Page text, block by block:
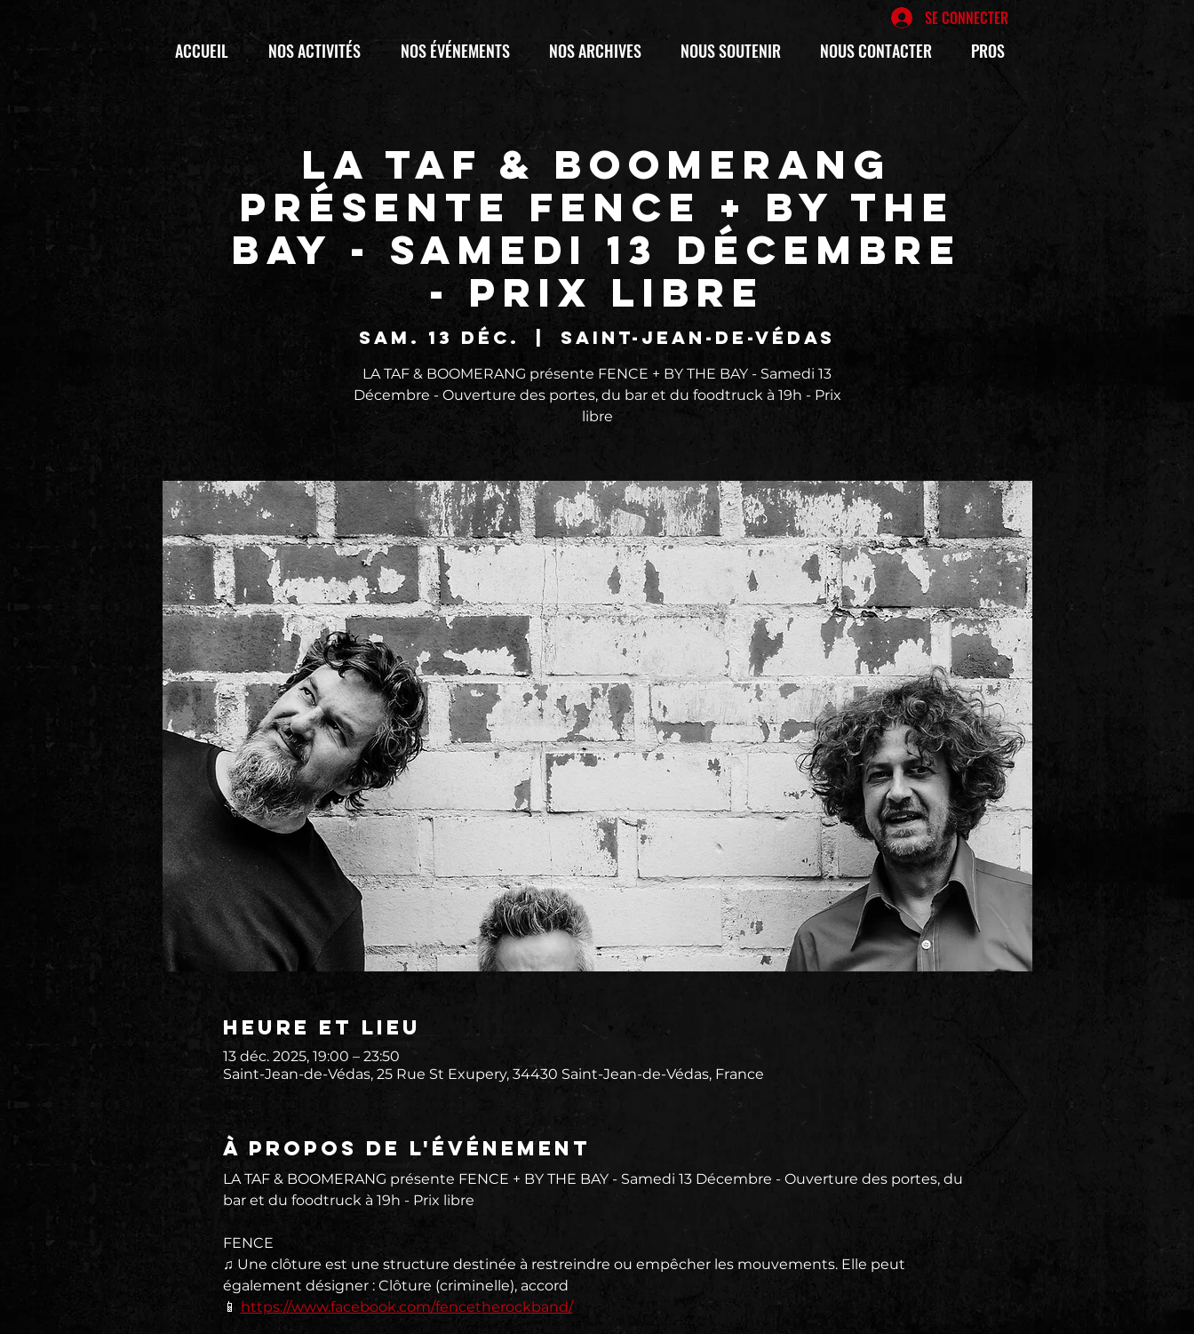
SE CONNECTER
ACCUEIL NOS ACTIVITÉS NOS ÉVÉNEMENTS NOS ARCHIVES NOUS SOUTENIR NOUS CONTACTER PROS
LA TAF & BOOMERANG
présente FENCE + BY THE
BAY - Samedi 13 Décembre
- Prix libre
sam. 13 déc. Saint-Jean-de-Védas
LA TAF & BOOMERANG présente FENCE + BY THE BAY - Samedi 13
Décembre - Ouverture des portes, du bar et du foodtruck à 19h - Prix
libre
Heure et lieu
13 déc. 2025, 19:00 – 23:50
Saint-Jean-de-Védas, 25 Rue St Exupery, 34430 Saint-Jean-de-Védas, France
À propos de l'événement
LA TAF & BOOMERANG présente FENCE + BY THE BAY - Samedi 13 Décembre - Ouverture des portes, du
bar et du foodtruck à 19h - Prix libre
FENCE
♫ Une clôture est une structure destinée à restreindre ou empêcher les mouvements. Elle peut
également désigner : Clôture (criminelle), accord
📱 https://www.facebook.com/fencetherockband/